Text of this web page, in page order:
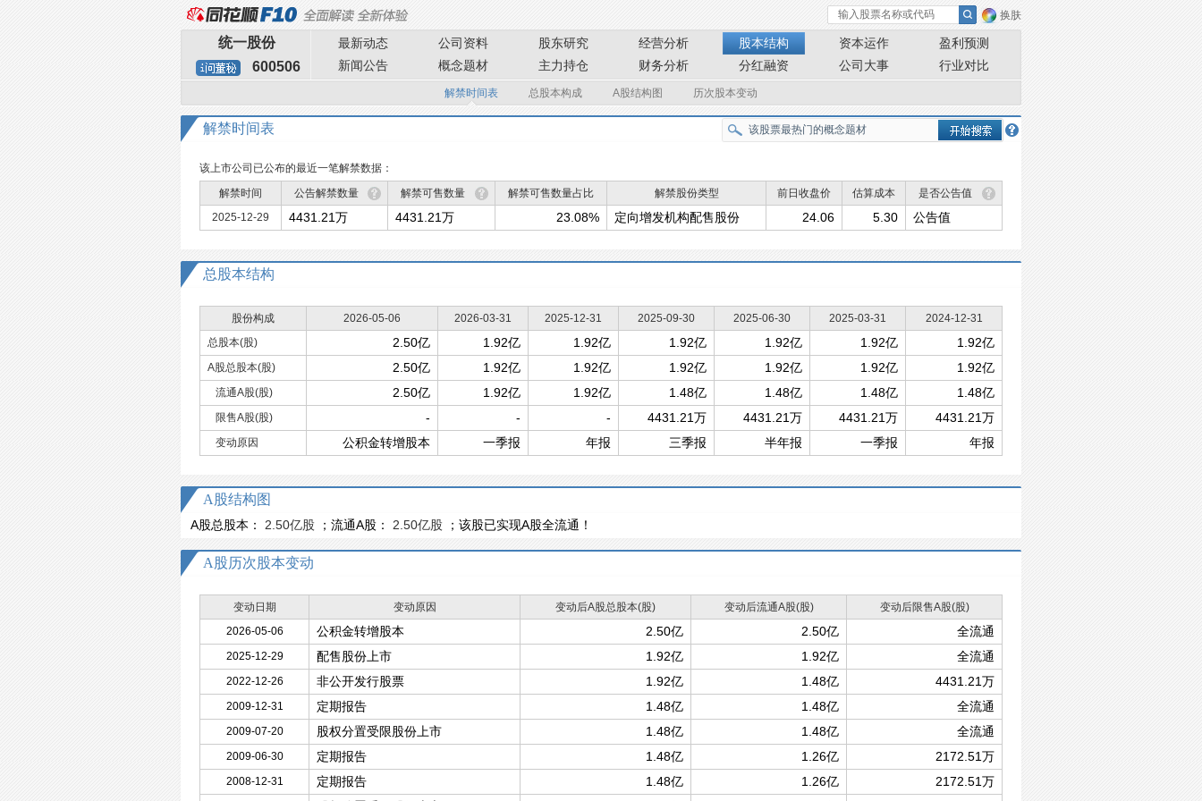
换肤
统一股份
600506
最新动态 公司资料 股东研究 经营分析 股本结构 资本运作
盈利预测
新闻公告
概念题材 主力持仓 财务分析 分红融资 公司大事 行业对比
解禁时间表 总股本构成 A股结构图 历次股本变动
解禁时间表
该上市公司已公布的最近一笔解禁数据：
解禁时间
公告解禁数量 解禁可售数量 解禁可售数量占比 解禁股份类型 前日收盘价 估算成本
是否公告值
2025-12-29
4431.21万 4431.21万 23.08% 定向增发机构配售股份 24.06 5.30 公告值
总股本结构
股份构成 2026-05-06 2026-03-31 2025-12-31 2025-09-30 2025-06-30 2025-03-31
2024-12-31
总股本(股)
2.50亿 1.92亿 1.92亿 1.92亿 1.92亿 1.92亿 1.92亿
A股总股本(股) 2.50亿 1.92亿 1.92亿 1.92亿 1.92亿 1.92亿 1.92亿
流通A股(股) 2.50亿 1.92亿 1.92亿 1.48亿 1.48亿 1.48亿 1.48亿
限售A股(股) - - - 4431.21万 4431.21万 4431.21万 4431.21万
变动原因 公积金转增股本 一季报 年报 三季报 半年报 一季报 年报
A股结构图
A股总股本： 2.50亿股 ；流通A股： 2.50亿股 ；该股已实现A股全流通！
A股历次股本变动
变动日期 变动原因 变动后A股总股本(股) 变动后流通A股(股)
变动后限售A股(股)
2026-05-06
公积金转增股本 2.50亿 2.50亿 全流通
2025-12-29 配售股份上市 1.92亿 1.92亿 全流通
2022-12-26 非公开发行股票 1.92亿 1.48亿 4431.21万
2009-12-31 定期报告 1.48亿 1.48亿 全流通
2009-07-20 股权分置受限股份上市 1.48亿 1.48亿 全流通
2009-06-30 定期报告 1.48亿 1.26亿 2172.51万
2008-12-31 定期报告 1.48亿 1.26亿 2172.51万